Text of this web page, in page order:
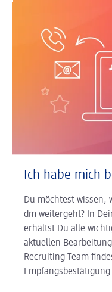
Ich habe mich
Du möchtest wissen,
dm weitergeht? In
erhältst Du alle
aktuellen
Recruiting-Team